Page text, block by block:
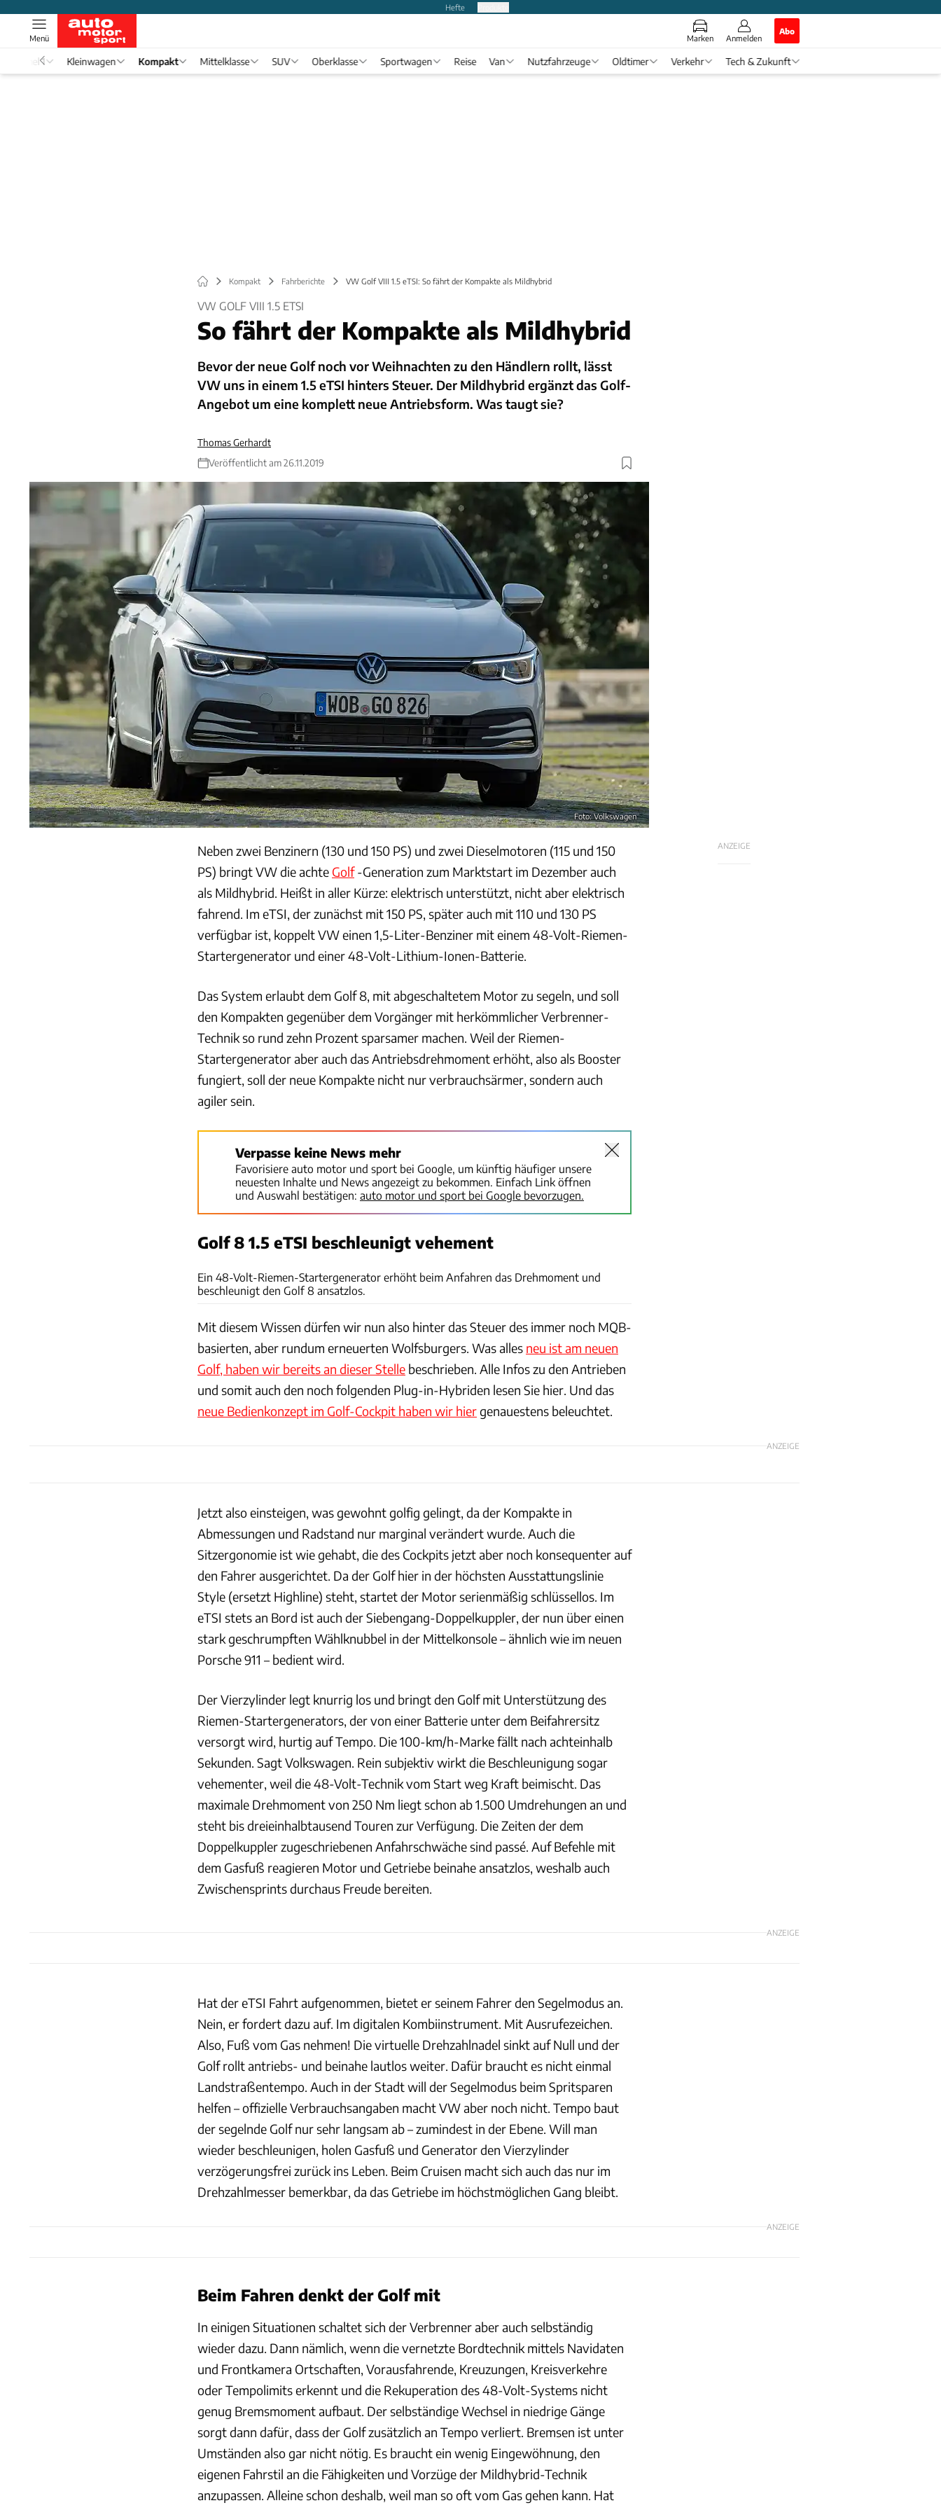
Hefte
Marken Anmelden
Abo
Menü
Formel 1 Kleinwagen Kompakt Mittelklasse SUV Oberklasse Sportwagen Reise Van Nutzfahrzeuge Oldtimer Verkehr Tech & Zukunft
Kompakt Fahrberichte VW Golf VIII 1.5 eTSI: So fährt der Kompakte als Mildhybrid
VW GOLF VIII 1.5 ETSI
So fährt der Kompakte als Mildhybrid
Bevor der neue Golf noch vor Weihnachten zu den Händlern rollt, lässt
VW uns in einem 1.5 eTSI hinters Steuer. Der Mildhybrid ergänzt das Golf-
Angebot um eine komplett neue Antriebsform. Was taugt sie?
Thomas Gerhardt
Veröffentlicht am 26.11.2019
Foto: Volkswagen
ANZEIGE
Neben zwei Benzinern (130 und 150 PS) und zwei Dieselmotoren (115 und 150
PS) bringt VW die achte Golf-Generation zum Marktstart im Dezember auch
als Mildhybrid. Heißt in aller Kürze: elektrisch unterstützt, nicht aber elektrisch
fahrend. Im eTSI, der zunächst mit 150 PS, später auch mit 110 und 130 PS
verfügbar ist, koppelt VW einen 1,5-Liter-Benziner mit einem 48-Volt-Riemen-
Startergenerator und einer 48-Volt-Lithium-Ionen-Batterie.
Das System erlaubt dem Golf 8, mit abgeschaltetem Motor zu segeln, und soll
den Kompakten gegenüber dem Vorgänger mit herkömmlicher Verbrenner-
Technik so rund zehn Prozent sparsamer machen. Weil der Riemen-
Startergenerator aber auch das Antriebsdrehmoment erhöht, also als Booster
fungiert, soll der neue Kompakte nicht nur verbrauchsärmer, sondern auch
agiler sein.
Verpasse keine News mehr
Favorisiere auto motor und sport bei Google, um künftig häufiger unsere
neuesten Inhalte und News angezeigt zu bekommen. Einfach Link öffnen
und Auswahl bestätigen: auto motor und sport bei Google bevorzugen.
Golf 8 1.5 eTSI beschleunigt vehement
Ein 48-Volt-Riemen-Startergenerator erhöht beim Anfahren das Drehmoment und
beschleunigt den Golf 8 ansatzlos.
Mit diesem Wissen dürfen wir nun also hinter das Steuer des immer noch MQB-
basierten, aber rundum erneuerten Wolfsburgers. Was alles neu ist am neuen
Golf, haben wir bereits an dieser Stelle beschrieben. Alle Infos zu den Antrieben
und somit auch den noch folgenden Plug-in-Hybriden lesen Sie hier. Und das
neue Bedienkonzept im Golf-Cockpit haben wir hiergenauestens beleuchtet.
ANZEIGE
Jetzt also einsteigen, was gewohnt golfig gelingt, da der Kompakte in
Abmessungen und Radstand nur marginal verändert wurde. Auch die
Sitzergonomie ist wie gehabt, die des Cockpits jetzt aber noch konsequenter auf
den Fahrer ausgerichtet. Da der Golf hier in der höchsten Ausstattungslinie
Style (ersetzt Highline) steht, startet der Motor serienmäßig schlüssellos. Im
eTSI stets an Bord ist auch der Siebengang-Doppelkuppler, der nun über einen
stark geschrumpften Wählknubbel in der Mittelkonsole – ähnlich wie im neuen
Porsche 911 – bedient wird.
Der Vierzylinder legt knurrig los und bringt den Golf mit Unterstützung des
Riemen-Startergenerators, der von einer Batterie unter dem Beifahrersitz
versorgt wird, hurtig auf Tempo. Die 100-km/h-Marke fällt nach achteinhalb
Sekunden. Sagt Volkswagen. Rein subjektiv wirkt die Beschleunigung sogar
vehementer, weil die 48-Volt-Technik vom Start weg Kraft beimischt. Das
maximale Drehmoment von 250 Nm liegt schon ab 1.500 Umdrehungen an und
steht bis dreieinhalbtausend Touren zur Verfügung. Die Zeiten der dem
Doppelkuppler zugeschriebenen Anfahrschwäche sind passé. Auf Befehle mit
dem Gasfuß reagieren Motor und Getriebe beinahe ansatzlos, weshalb auch
Zwischensprints durchaus Freude bereiten.
ANZEIGE
Hat der eTSI Fahrt aufgenommen, bietet er seinem Fahrer den Segelmodus an.
Nein, er fordert dazu auf. Im digitalen Kombiinstrument. Mit Ausrufezeichen.
Also, Fuß vom Gas nehmen! Die virtuelle Drehzahlnadel sinkt auf Null und der
Golf rollt antriebs- und beinahe lautlos weiter. Dafür braucht es nicht einmal
Landstraßentempo. Auch in der Stadt will der Segelmodus beim Spritsparen
helfen – offizielle Verbrauchsangaben macht VW aber noch nicht. Tempo baut
der segelnde Golf nur sehr langsam ab – zumindest in der Ebene. Will man
wieder beschleunigen, holen Gasfuß und Generator den Vierzylinder
verzögerungsfrei zurück ins Leben. Beim Cruisen macht sich auch das nur im
Drehzahlmesser bemerkbar, da das Getriebe im höchstmöglichen Gang bleibt.
ANZEIGE
Beim Fahren denkt der Golf mit
In einigen Situationen schaltet sich der Verbrenner aber auch selbständig
wieder dazu. Dann nämlich, wenn die vernetzte Bordtechnik mittels Navidaten
und Frontkamera Ortschaften, Vorausfahrende, Kreuzungen, Kreisverkehre
oder Tempolimits erkennt und die Rekuperation des 48-Volt-Systems nicht
genug Bremsmoment aufbaut. Der selbständige Wechsel in niedrige Gänge
sorgt dann dafür, dass der Golf zusätzlich an Tempo verliert. Bremsen ist unter
Umständen also gar nicht nötig. Es braucht ein wenig Eingewöhnung, den
eigenen Fahrstil an die Fähigkeiten und Vorzüge der Mildhybrid-Technik
anzupassen. Alleine schon deshalb, weil man so oft vom Gas gehen kann. Hat